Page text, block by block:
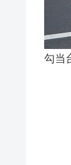
勾当